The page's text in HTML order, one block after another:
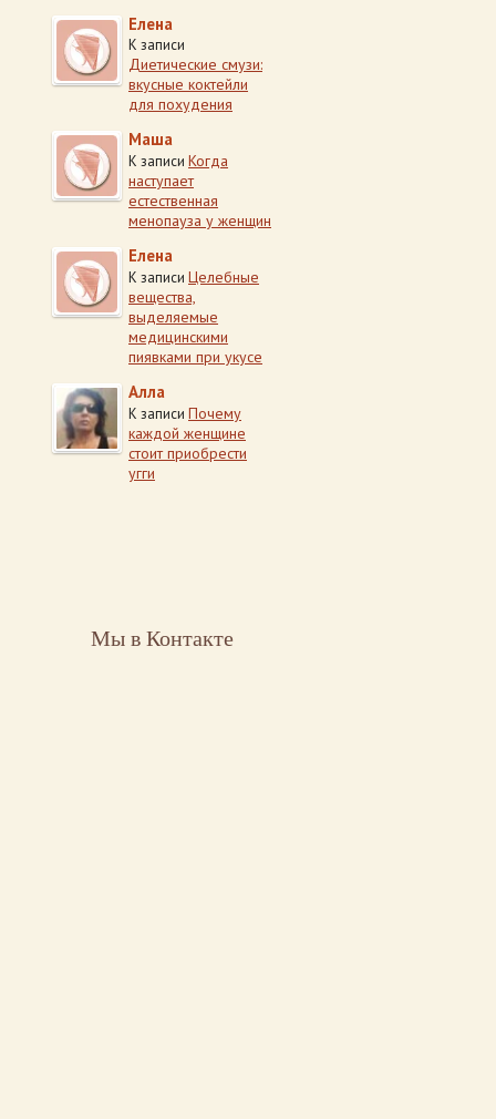
Елена
К записи
Диетические смузи:
вкусные коктейли
для похудения
Маша
К записи Когда
наступает
естественная
менопауза у женщин
Елена
К записи Целебные
вещества,
выделяемые
медицинскими
пиявками при укусе
Алла
К записи Почему
каждой женщине
стоит приобрести
угги
Мы в Контакте